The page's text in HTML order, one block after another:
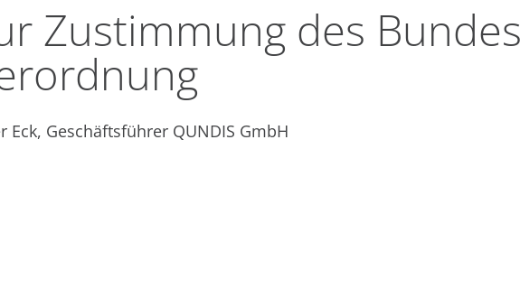
Zustimmung des
Eck, Geschäftsführer QUNDIS GmbH